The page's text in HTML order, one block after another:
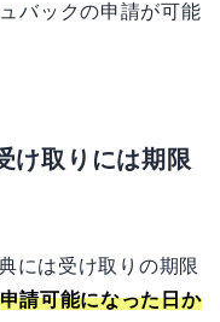
バックの申請が可能
け取りには期限
には受け取りの期限
申請可能になった日か